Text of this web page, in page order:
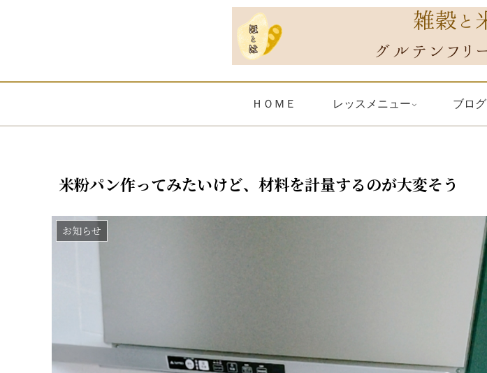
ＨＯＭＥ レッスメニュー ブログ
米粉パン作ってみたいけど、材料を計量するのが大変そう
お知らせ